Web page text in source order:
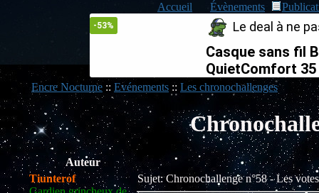
Accueil Évènements
-53% Le deal à ne
Casque sans fil
QuietComfort 35
Encre Nocturne :: Evénements :: Les chronochallenges
Auteur
Tiunterof
Sujet: Chronochallenge n°58 - Les